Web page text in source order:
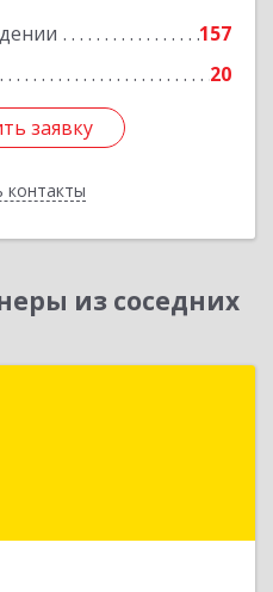
157
20
заявку
контакты
заявку
из соседних
обл, г.о.Клин, Клин г,
Подробнее